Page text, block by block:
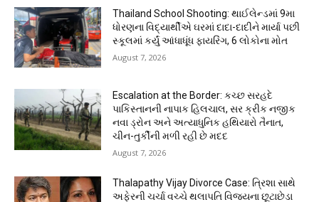
Thailand School Shooting: થાઈલેન્ડમાં 9મા
ધોરણના વિદ્યાર્થીએ ઘરમાં દાદા-દાદીને માર્યા પછી
સ્કૂલમાં કર્યું આંધાધૂંધ ફાયરિંગ, 6 લોકોના મોત
August 7, 2026
Escalation at the Border: કચ્છ સરહદે
પાકિસ્તાનની નાપાક હિલચાલ, સર ક્રીક નજીક
નવા ડ્રોન અને અત્યાધુનિક હથિયારો તૈનાત,
ચીન-તુર્કીની મળી રહી છે મદદ
August 7, 2026
Thalapathy Vijay Divorce Case: ત્રિશા સાથે
અફેરની ચર્ચા વચ્ચે થલાપતિ વિજયના છૂટાછેડા